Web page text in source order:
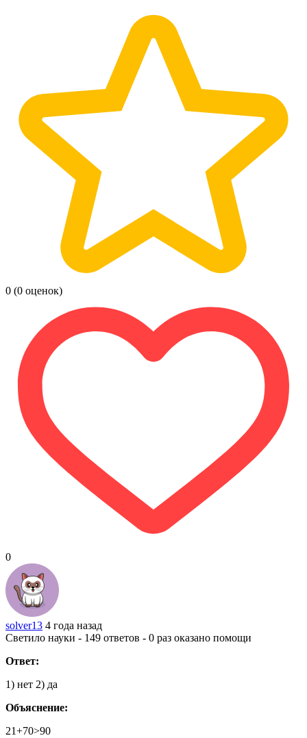
0 (0 оценок)
0
solver13 4 года назад
Светило науки - 149 ответов - 0 раз оказано помощи
Ответ:
1) нет 2) да
Объяснение:
21+70>90